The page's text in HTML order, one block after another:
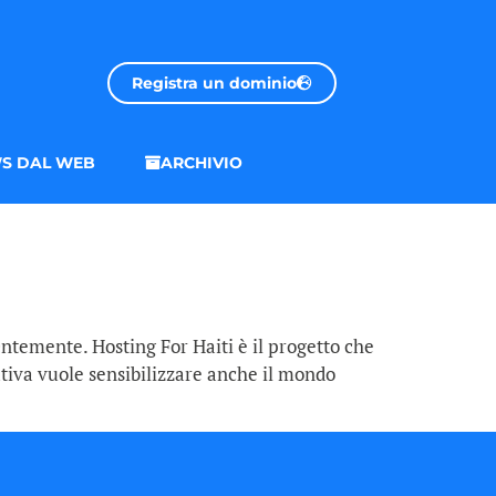
Registra un dominio
DAL WEB ARCHIVIO
Hosting For Haiti è il progetto che
vuole sensibilizzare anche il mondo